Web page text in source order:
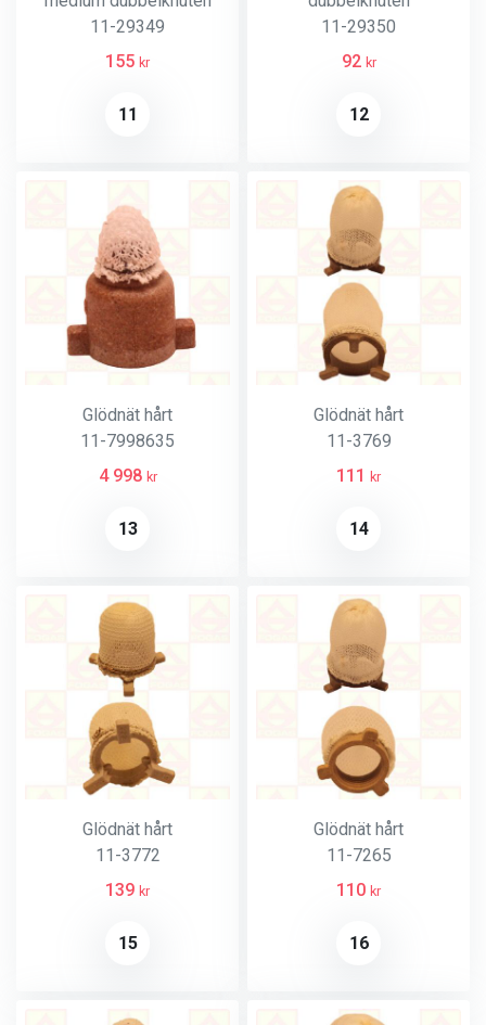
11-29349
155 kr
11
11-29350
92 kr
12
Glödnät hårt
11-7998635
4 998 kr
13
Glödnät hårt
11-3769
111 kr
14
Glödnät hårt
11-3772
139 kr
15
Glödnät hårt
11-7265
110 kr
16